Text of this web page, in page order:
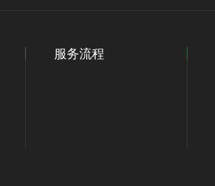
服务流程